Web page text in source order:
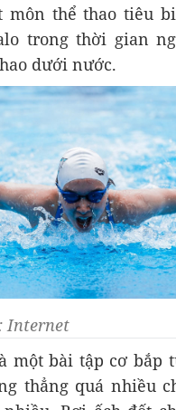
thể thao tiêu
trong thời gian
dưới nước.
Internet
một bài tập cơ bắp
thẳng quá nhiều